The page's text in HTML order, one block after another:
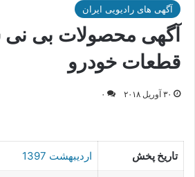
آگهی های رادیویی ایران
آگهی محصولات بی
قطعات خودرو
۳۰ آوریل ۲۰۱۸ ۰
تاریخ پخش اردیبهشت 1397